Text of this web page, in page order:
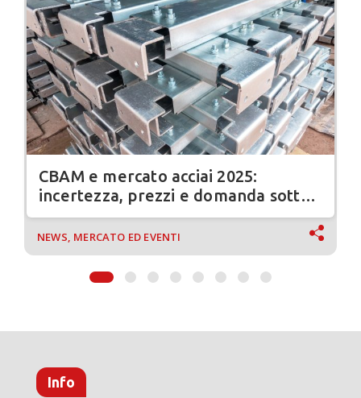
CBAM e mercato acciai 2025:
incertezza, prezzi e domanda sotto
pressione
NEWS, MERCATO ED EVENTI
Info